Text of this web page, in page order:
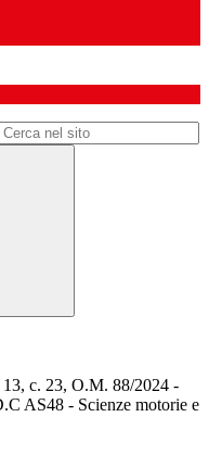
c. 23, O.M. 88/2024 -
AS48 - Scienze motorie e